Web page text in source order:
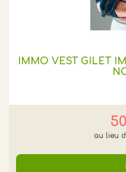
IMMO VEST GILET